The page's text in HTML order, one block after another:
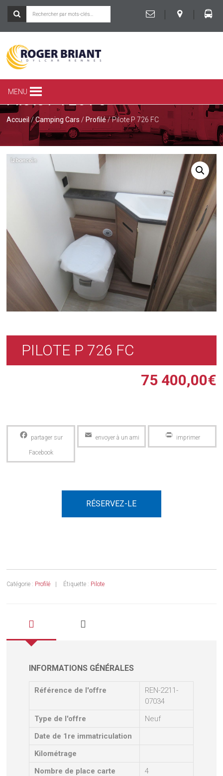
|
|
ROGER
BRIANT
SPÉCIALISTE
CAMPING-
CAR
LA
CARAVANE
MENU
Pilote P 726 FC
Accueil/Camping Cars / Profilé/ Pilote P 726 FC
PILOTE P 726 FC
75 400,00€
Facebook Email PrintFriendly
RÉSERVEZ-LE
Catégorie : Profilé Étiquette : Pilote
INFORMATIONS GÉNÉRALES
Référence de l'offre
REN-2211-
07034
Type de l'offre
Neuf
Date de 1re immatriculation
Kilométrage
Nombre de place carte
4